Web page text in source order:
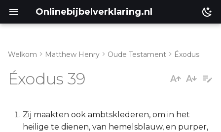
Onlinebijbelverklaring.nl
Exodus 39:32-43
Lukas
Welkom Matthew Henry Oude Testament Éxodus
Éxodus 39
Zij maakten ook ambtsklederen, om in het
heilige te dienen, van hemelsblauw, en purper,